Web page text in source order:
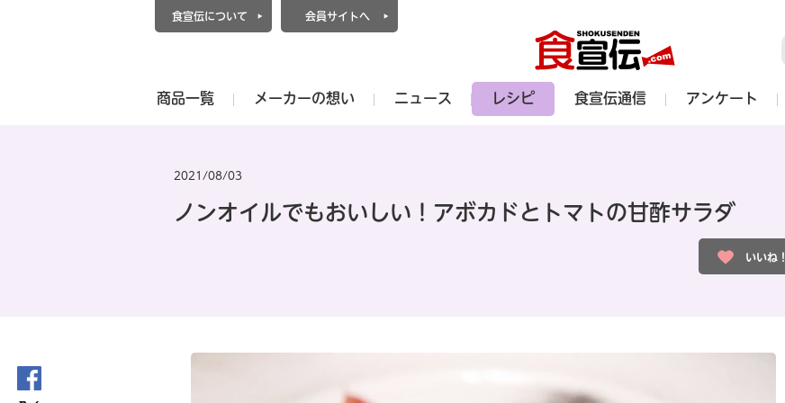
食宣伝について 会員サイトへ
商品一覧 メーカーの想い ニュース レシピ 食宣伝通信 アンケート
2021/08/03
ノンオイルでもおいしい！アボカドとトマトの甘酢サラダ
いいね！